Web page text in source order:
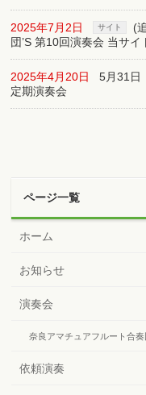
2025年7月2日 サイト
(
団’S 第10回演奏会 当サ
2025年4月20日
5月31日
定期演奏会
ページ一覧
ホーム
お知らせ
演奏会
奈良アマチュアフルート合奏
依頼演奏